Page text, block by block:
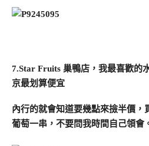
7.Star Fruits 巢鴨店，我最喜歡的
京最划算便宜
內行的就會知道要幾點來撿半價，
葡萄一串，不要問我時間自己領會